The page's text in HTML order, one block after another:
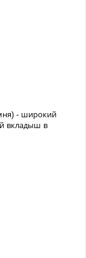
- широкий
вкладыш в